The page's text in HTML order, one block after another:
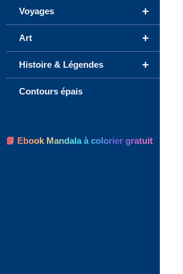
+
Voyages
+
Art
+
Histoire & Légendes
Contours épais
📘 Ebook Mandala à colorier gratuit